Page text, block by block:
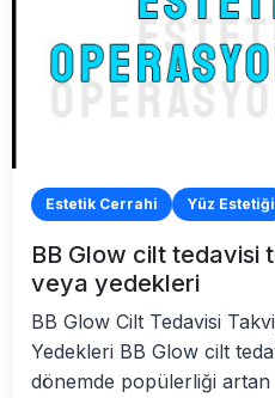
Estetik Cerrahi Yüz Estetiği
BB Glow cilt tedavisi
veya yedekleri
BB Glow Cilt Tedavisi
Yedekleri BB Glow cilt
dönemde popülerliği